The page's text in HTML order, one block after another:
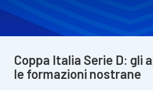
Coppa Italia Serie D: gli
le formazioni nostrane